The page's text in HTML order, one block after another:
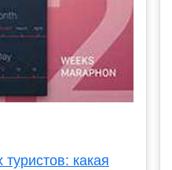
какая